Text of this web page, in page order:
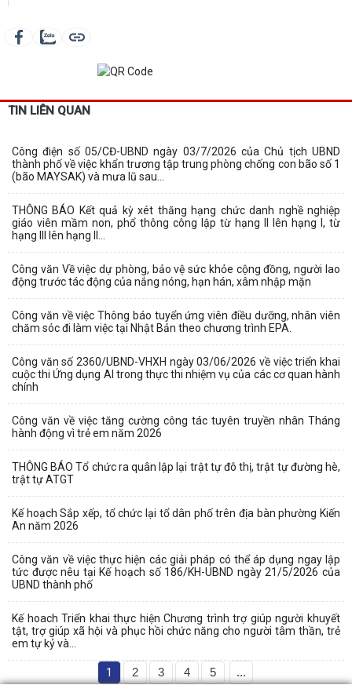
TIN LIÊN QUAN
Công điện số 05/CĐ-UBND ngày 03/7/2026 của Chủ tịch UBND
thành phố về việc khẩn trương tập trung phòng chống con bão số 1
(bão MAYSAK) và mưa lũ sau...
THÔNG BÁO Kết quả kỳ xét thăng hạng chức danh nghề nghiệp
giáo viên mầm non, phổ thông công lập từ hạng II lên hạng I, từ
hạng III lên hạng II...
Công văn Về việc dự phòng, bảo vệ sức khỏe cộng đồng, người lao
động trước tác động của nắng nóng, hạn hán, xâm nhập mặn
Công văn về việc Thông báo tuyển ứng viên điều dưỡng, nhân viên
chăm sóc đi làm việc tại Nhật Bản theo chương trình EPA.
Công văn số 2360/UBND-VHXH ngày 03/06/2026 về việc triển khai
cuộc thi Ứng dụng AI trong thực thi nhiệm vụ của các cơ quan hành
chính
Công văn về việc tăng cường công tác tuyên truyền nhân Tháng
hành động vì trẻ em năm 2026
THÔNG BÁO Tổ chức ra quân lập lại trật tự đô thị, trật tự đường hè,
trật tự ATGT
Kế hoạch Sắp xếp, tổ chức lại tổ dân phố trên địa bàn phường Kiến
An năm 2026
Công văn về việc thực hiện các giải pháp có thể áp dụng ngay lập
tức được nêu tại Kế hoạch số 186/KH-UBND ngày 21/5/2026 của
UBND thành phố
Kế hoach Triển khai thực hiện Chương trình trợ giúp người khuyết
tật, trợ giúp xã hội và phục hồi chức năng cho người tâm thần, trẻ
em tự kỷ và...
1 2 3 4 5 ...